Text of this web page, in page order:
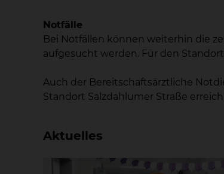
Notfälle
Bei Notfällen können weiterhin die
aufgesucht werden. Für den
Auch der Bereitschaftsärztliche
Standort Salzdahlumer Straße
Aktuelles